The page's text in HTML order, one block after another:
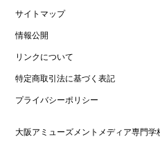
サイトマップ
情報公開
リンクについて
特定商取引法に基づく表記
プライバシーポリシー
大阪アミューズメントメディア専門